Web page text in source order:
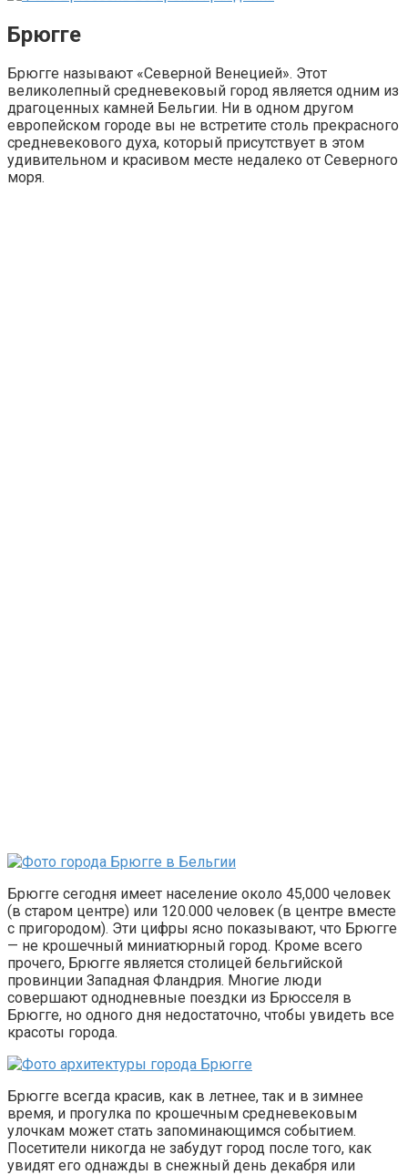
Брюгге
Брюгге называют «Северной Венецией». Этот
великолепный средневековый город является одним из
драгоценных камней Бельгии. Ни в одном другом
европейском городе вы не встретите столь прекрасного
средневекового духа, который присутствует в этом
удивительном и красивом месте недалеко от Северного
моря.
Брюгге сегодня имеет население около 45,000 человек
(в старом центре) или 120.000 человек (в центре вместе
с пригородом). Эти цифры ясно показывают, что Брюгге
— не крошечный миниатюрный город. Кроме всего
прочего, Брюгге является столицей бельгийской
провинции Западная Фландрия. Многие люди
совершают однодневные поездки из Брюсселя в
Брюгге, но одного дня недостаточно, чтобы увидеть все
красоты города.
Брюгге всегда красив, как в летнее, так и в зимнее
время, и прогулка по крошечным средневековым
улочкам может стать запоминающимся событием.
Посетители никогда не забудут город после того, как
увидят его однажды в снежный день декабря или